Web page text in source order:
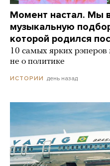
Момент настал. Мы
музыкальную
которой родился
10 самых ярких
не о политике
ИСТОРИИ день назад